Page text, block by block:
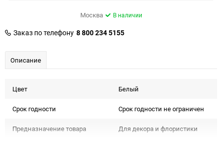
Москва В наличии
Заказ по телефону 8 800 234 5155
Описание
Цвет Белый
Срок годности Срок годности не ограничен
Предназначение товара Для декора и флористики